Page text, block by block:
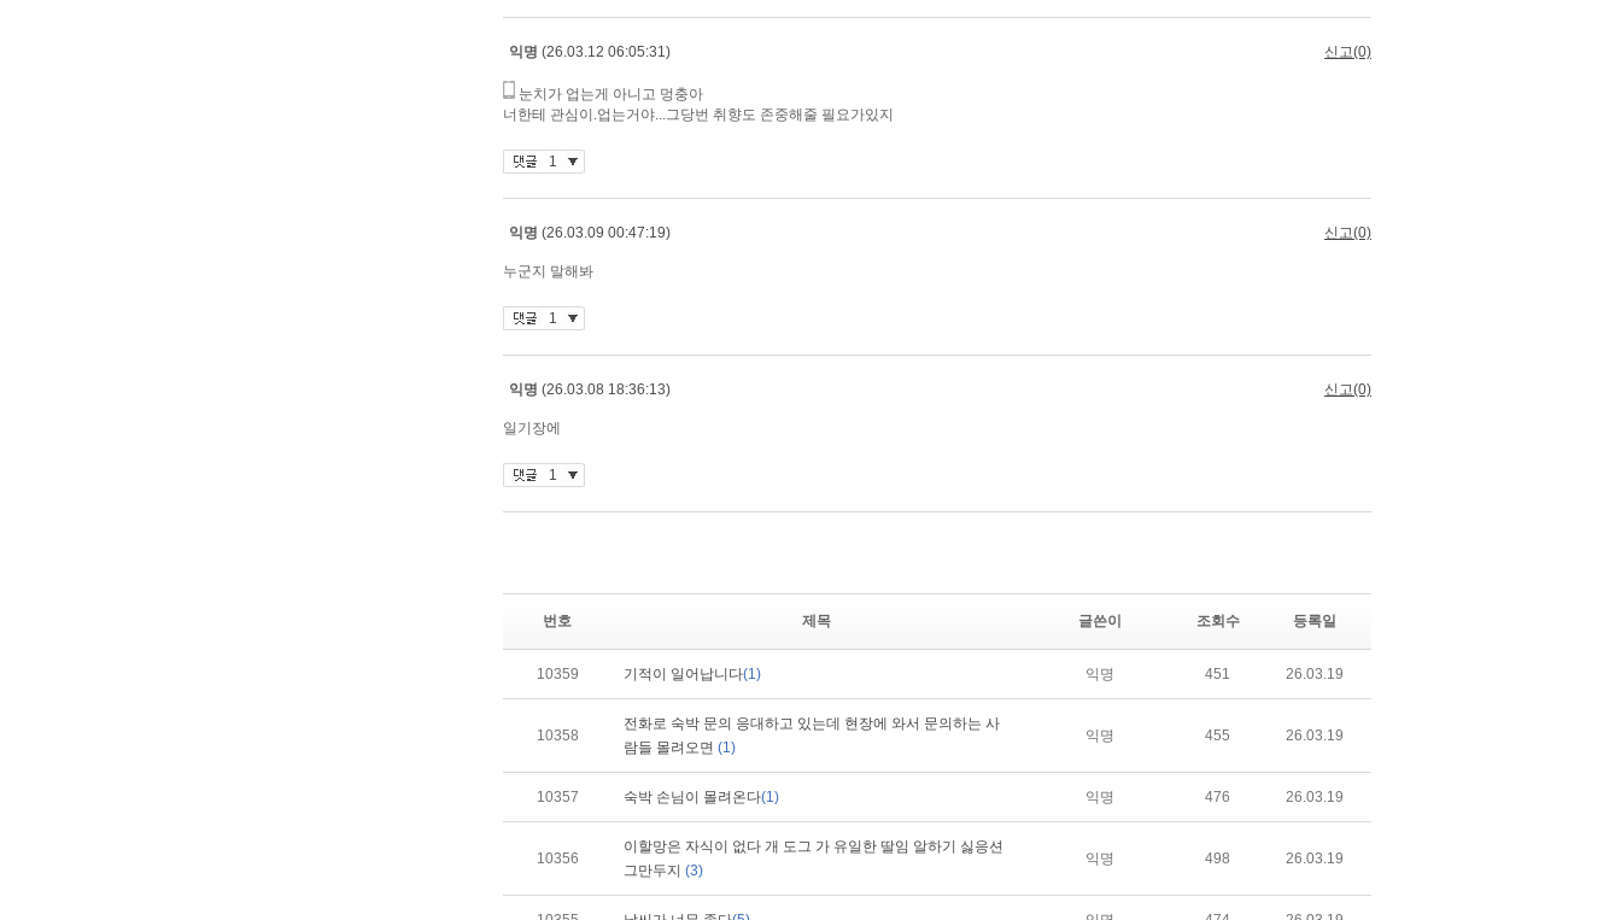
번호 제목 글쓴이 조회수 등록일
10359 기적이 일어납니다(1) 익명 451 26.03.19
10358
전화로 숙박 문의 응대하고 있는데 현장에 와서 문의하는 사
람들 몰려오면 (1)
익명 455 26.03.19
10357 숙박 손님이 몰려온다(1) 익명 476 26.03.19
10356
이할망은 자식이 없다 개 도그 가 유일한 딸임 알하기 싫응션
그만두지 (3)
익명 498 26.03.19